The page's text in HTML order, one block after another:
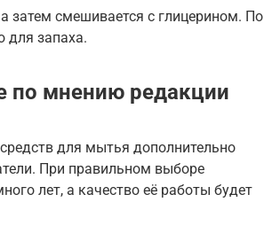
затем смешивается с глицерином. По
запаха.
по мнению редакции
для мытья дополнительно
При правильном выборе
лет, а качество её работы будет